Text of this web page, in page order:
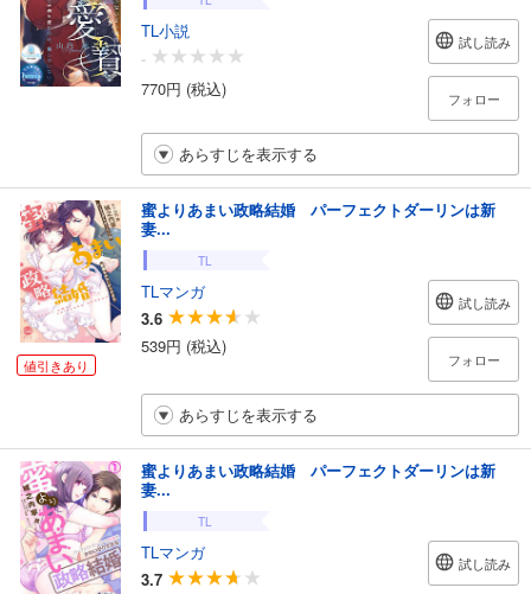
TL小説
-
770円 (税込)
試し読み
フォロー
あらすじを表示する
値引きあり
蜜よりあまい政略結婚 パーフェクトダーリンは新
妻...
TL
TLマンガ
3.6
539円 (税込)
試し読み
フォロー
あらすじを表示する
蜜よりあまい政略結婚 パーフェクトダーリンは新
妻...
TL
TLマンガ
3.7
試し読み